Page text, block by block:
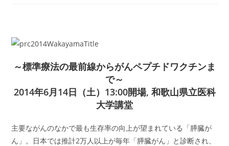
～標準療法の最前線からがんペプチドワクチンま
で～
2014年6月14日（土）13:00開場, 和歌山県立医科
大学講堂
主要ながんのなかで最も生存率の向上が望まれている「膵臓が
ん」。日本では推計2万人以上が毎年「膵臓がん」と診断され、